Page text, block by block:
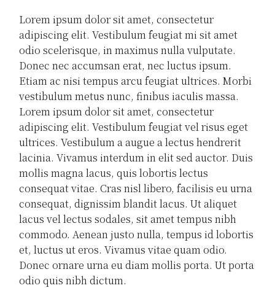
Lorem ipsum dolor sit amet, consectetur
adipiscing elit. Vestibulum feugiat mi sit amet
odio scelerisque, in maximus nulla vulputate.
Donec nec accumsan erat, nec luctus ipsum.
Etiam ac nisi tempus arcu feugiat ultrices. Morbi
vestibulum metus nunc, finibus iaculis massa.
Lorem ipsum dolor sit amet, consectetur
adipiscing elit. Vestibulum feugiat vel risus eget
ultrices. Vestibulum a augue a lectus hendrerit
lacinia. Vivamus interdum in elit sed auctor. Duis
mollis magna lacus, quis lobortis lectus
consequat vitae. Cras nisl libero, facilisis eu urna
consequat, dignissim blandit lacus. Ut aliquet
lacus vel lectus sodales, sit amet tempus nibh
commodo. Aenean justo nulla, tempus id lobortis
et, luctus ut eros. Vivamus vitae quam odio.
Donec ornare urna eu diam mollis porta. Ut porta
odio quis nibh dictum.